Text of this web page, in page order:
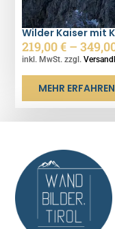
Wilder Kaiser mit
219,00€ –
inkl. MwSt. zzgl.
MEHR ERFAHREN